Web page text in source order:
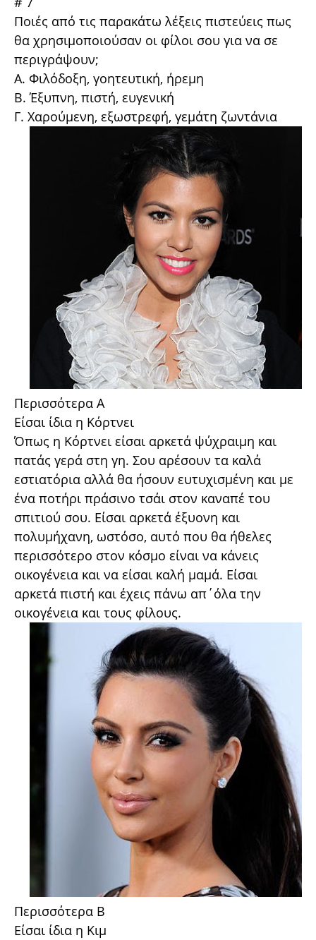
Ποιές από τις παρακάτω λέξεις πιστεύεις πως
θα χρησιμοποιούσαν οι φίλοι σου για να σε
περιγράψουν;
A. Φιλόδοξη, γοητευτική, ήρεμη
B. Έξυπνη, πιστή, ευγενική
Γ. Χαρούμενη, εξωστρεφή, γεμάτη ζωντάνια
Περισσότερα Α
Είσαι ίδια η Κόρτνει
Όπως η Κόρτνει είσαι αρκετά ψύχραιμη και
πατάς γερά στη γη. Σου αρέσουν τα καλά
εστιατόρια αλλά θα ήσουν ευτυχισμένη και με
ένα ποτήρι πράσινο τσάι στον καναπέ του
σπιτιού σου. Είσαι αρκετά έξυονη και
πολυμήχανη, ωστόσο, αυτό που θα ήθελες
περισσότερο στον κόσμο είναι να κάνεις
οικογένεια και να είσαι καλή μαμά. Είσαι
αρκετά πιστή και έχεις πάνω απ΄όλα την
οικογένεια και τους φίλους.
Περισσότερα Β
Είσαι ίδια η Κιμ